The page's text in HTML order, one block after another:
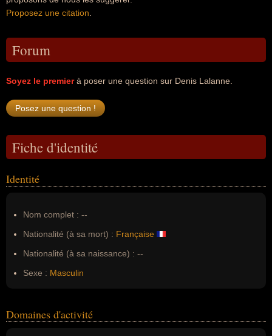
Proposez une citation
Forum
Soyez le premierà poser une question sur Denis Lalanne.
Fiche d'identité
Identité
Nom complet : --
Nationalité (à sa mort) : Française
Nationalité (à sa naissance) : --
Sexe : Masculin
Domaines d'activité